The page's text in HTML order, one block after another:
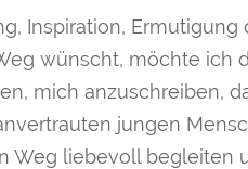
Inspiration, Ermutigung
wünscht, möchte ich
mich anzuschreiben,
jungen
Weg liebevoll begleiten